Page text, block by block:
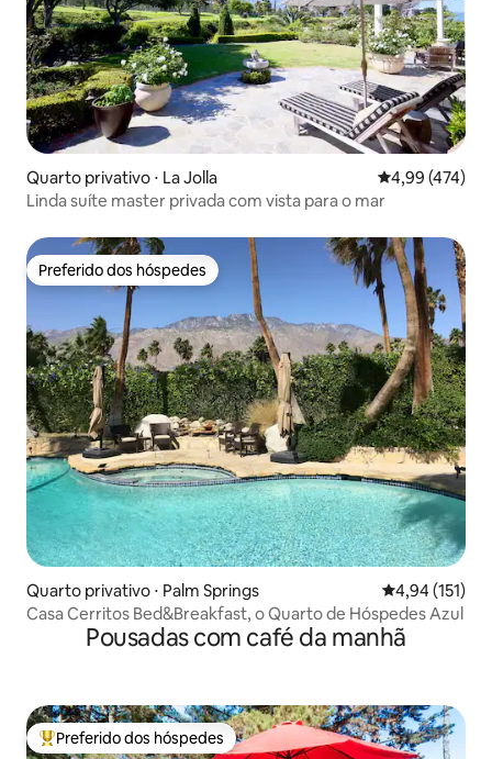
Quarto privativo ⋅ La Jolla 4,99 de uma
4,99 (474)
Linda suíte master privada com vista para o mar
Preferido dos hóspedes
Preferido dos hóspedes
Quarto privativo ⋅ Palm Springs 4,94 de uma
4,94 (151)
Casa Cerritos Bed&Breakfast, o Quarto de Hóspedes Azul
Pousadas com café da manhã
Entre os melhores preferidos dos hóspedes
Preferido dos hóspedes